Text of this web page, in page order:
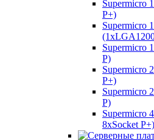
Supermicro
P+)
Supermicro
Supermicro
P)
Supermicro
P+)
Supermicro
P)
Supermicro
8xSocket P+)